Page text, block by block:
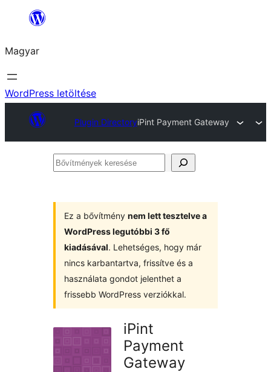
Ugrás
tartalomhoz
Magyar
WordPress letöltése
Plugin DirectoryiPint Payment Gateway
Bővítmények
Ez a bővítmény nem lett tesztelve a
WordPress legutóbbi 3 fő
kiadásával. Lehetséges, hogy már
nincs karbantartva, frissítve és a
használata gondot jelenthet a
frissebb WordPress verziókkal.
iPint
Payment
Gateway